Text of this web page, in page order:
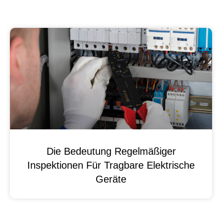
Die Bedeutung Regelmäßiger
Inspektionen Für Tragbare Elektrische
Geräte